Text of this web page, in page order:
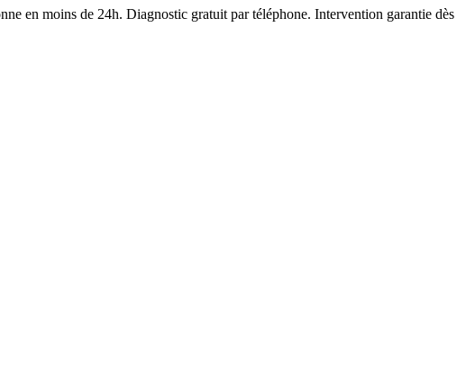
en moins de 24h. Diagnostic gratuit par téléphone. Intervention garantie dès